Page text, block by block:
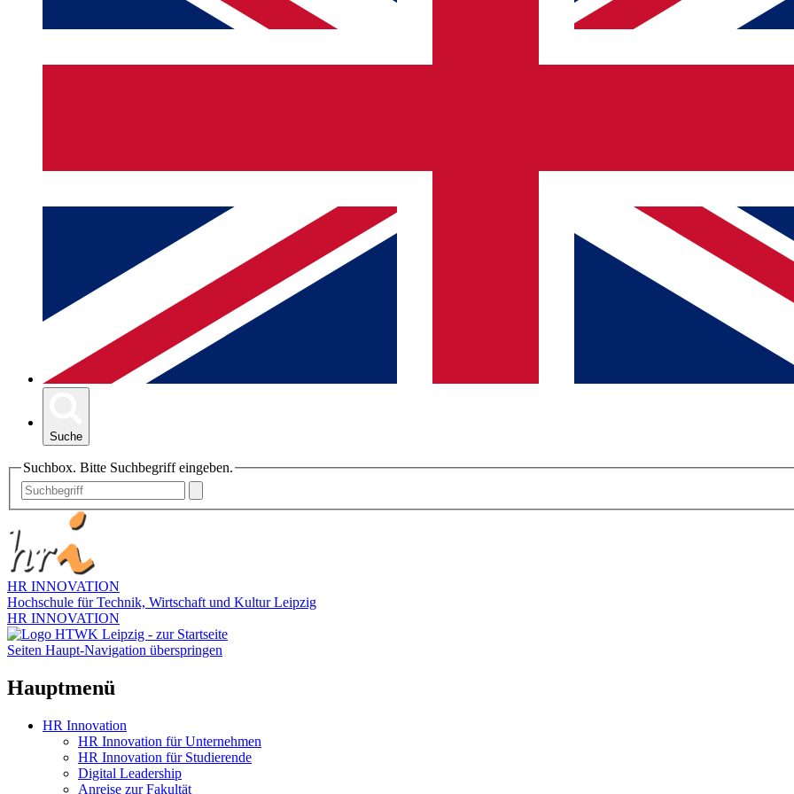
Suche
Suchbox. Bitte Suchbegriff eingeben.
HR INNOVATION
Hochschule für Technik, Wirtschaft und Kultur Leipzig
HR INNOVATION
Seiten Haupt-Navigation überspringen
Hauptmenü
HR Innovation
HR Innovation für Unternehmen
HR Innovation für Studierende
Digital Leadership
Anreise zur Fakultät